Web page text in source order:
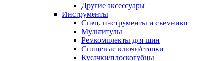
Другие аксессуары
Инструменты
Спец. инструменты и съемники
Мультитулы
Ремкомплекты для шин
Спицевые ключи/станки
Кусачки/плоскогубцы